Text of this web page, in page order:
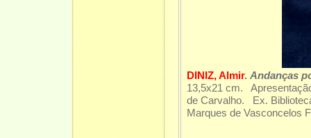
DINIZ, Almir. Andanças
13,5x21 cm.
de Carvalho. Ex.
Marques de Vasconcelos